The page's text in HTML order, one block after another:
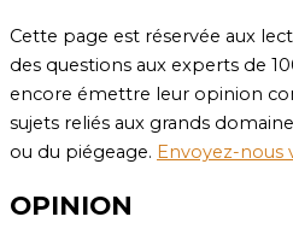
Cette page est réservée aux
des questions aux experts de
encore émettre leur opinion
sujets reliés aux grands
ou du piégeage. Envoyez-nous
OPINION